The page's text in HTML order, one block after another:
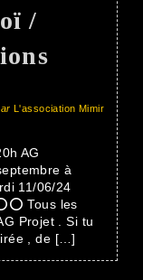
/
L'association Mimir
AG
à
11/06/24
Tous les
Projet . Si tu
, de […]